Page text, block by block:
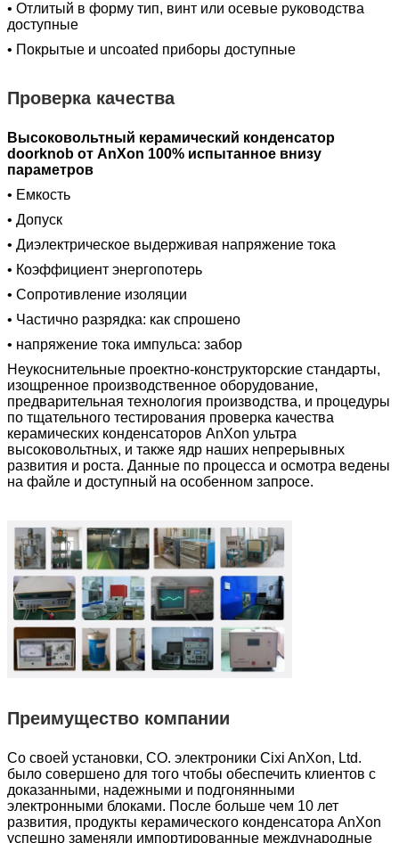
• Отлитый в форму тип, винт или осевые руководства
доступные
• Покрытые и uncoated приборы доступные
Проверка качества
Высоковольтный керамический конденсатор
doorknob от AnXon 100% испытанное внизу
параметров
• Емкость
• Допуск
• Диэлектрическое выдерживая напряжение тока
• Коэффициент энергопотерь
• Сопротивление изоляции
• Частично разрядка: как спрошено
• напряжение тока импульса: забор
Неукоснительные проектно-конструкторские стандарты,
изощренное производственное оборудование,
предварительная технология производства, и процедуры
по тщательного тестирования проверка качества
керамических конденсаторов AnXon ультра
высоковольтных, и также ядр наших непрерывных
развития и роста. Данные по процесса и осмотра ведены
на файле и доступный на особенном запросе.
Преимущество компании
Со своей установки, CO. электроники Cixi AnXon, Ltd.
было совершено для того чтобы обеспечить клиентов с
доказанными, надежными и подгонянными
электронными блоками. После больше чем 10 лет
развития, продукты керамического конденсатора AnXon
успешно заменяли импортированные международные